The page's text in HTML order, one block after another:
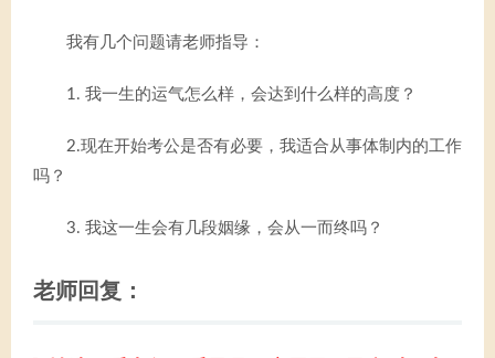
我有几个问题请老师指导：
1. 我一生的运气怎么样，会达到什么样的高度？
2.现在开始考公是否有必要，我适合从事体制内的工作
吗？
3. 我这一生会有几段姻缘，会从一而终吗？
老师回复：